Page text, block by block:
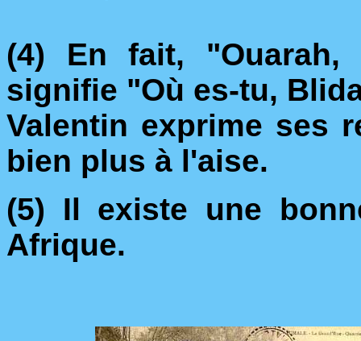
(4) En fait,
signifie "Où es-tu,
Valentin exprime ses
bien plus à l'aise.
(5) Il existe une
Afrique.